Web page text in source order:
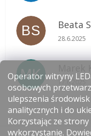
Operator witryny
osobowych
ulepszenia
analitycznych i do
Korzystając ze
wykorzystanie.
BS Beata
Ocena
28.6.2025
MK Ocena
17.6.2025